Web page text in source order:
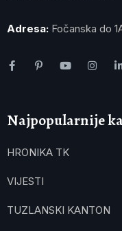
Adresa: Fočanska do
Najpopularnije
HRONIKA TK
VIJESTI
TUZLANSKI KANTON